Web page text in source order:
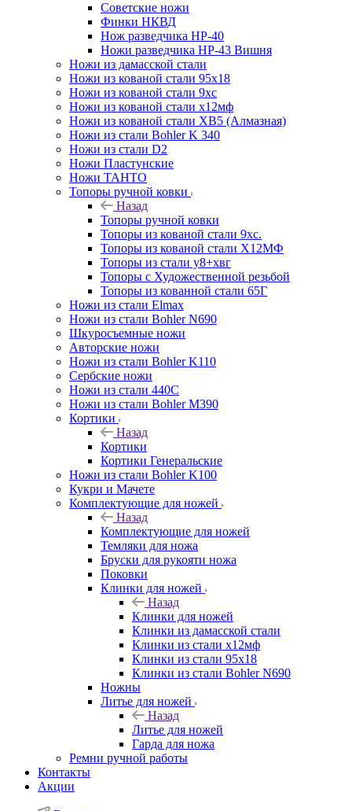
Советские ножи
Финки НКВД
Нож разведчика НР-40
Ножи разведчика НР-43 Вишня
Ножи из дамасской стали
Ножи из кованой стали 95х18
Ножи из кованой стали 9хс
Ножи из кованой стали х12мф
Ножи из кованой стали ХВ5 (Алмазная)
Ножи из стали Bohler K 340
Ножи из стали D2
Ножи Пластунские
Ножи ТАНТО
Топоры ручной ковки
Назад
Топоры ручной ковки
Топоры из кованой стали 9хс.
Топоры из кованой стали Х12МФ
Топоры из стали у8+хвг
Топоры с Художественной резьбой
Топоры из кованной стали 65Г
Ножи из стали Elmax
Ножи из стали Bohler N690
Шкуросъемные ножи
Авторские ножи
Ножи из стали Bohler K110
Сербские ножи
Ножи из стали 440С
Ножи из стали Bohler M390
Кортики
Назад
Кортики
Кортики Генеральские
Ножи из стали Bohler K100
Кукри и Мачете
Комплектующие для ножей
Назад
Комплектующие для ножей
Темляки для ножа
Бруски для рукояти ножа
Поковки
Клинки для ножей
Назад
Клинки для ножей
Клинки из дамасской стали
Клинки из стали х12мф
Клинки из стали 95х18
Клинки из стали Bohler N690
Ножны
Литье для ножей
Назад
Литье для ножей
Гарда для ножа
Ремни ручной работы
Контакты
Акции